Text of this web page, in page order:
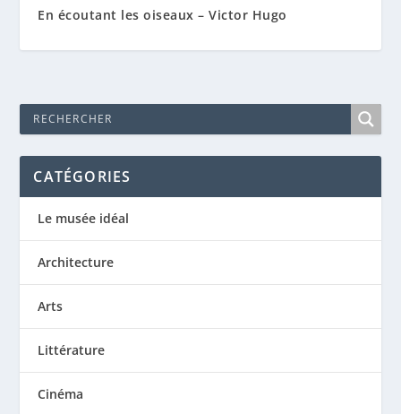
En écoutant les oiseaux – Victor Hugo
CATÉGORIES
Le musée idéal
Architecture
Arts
Littérature
Cinéma